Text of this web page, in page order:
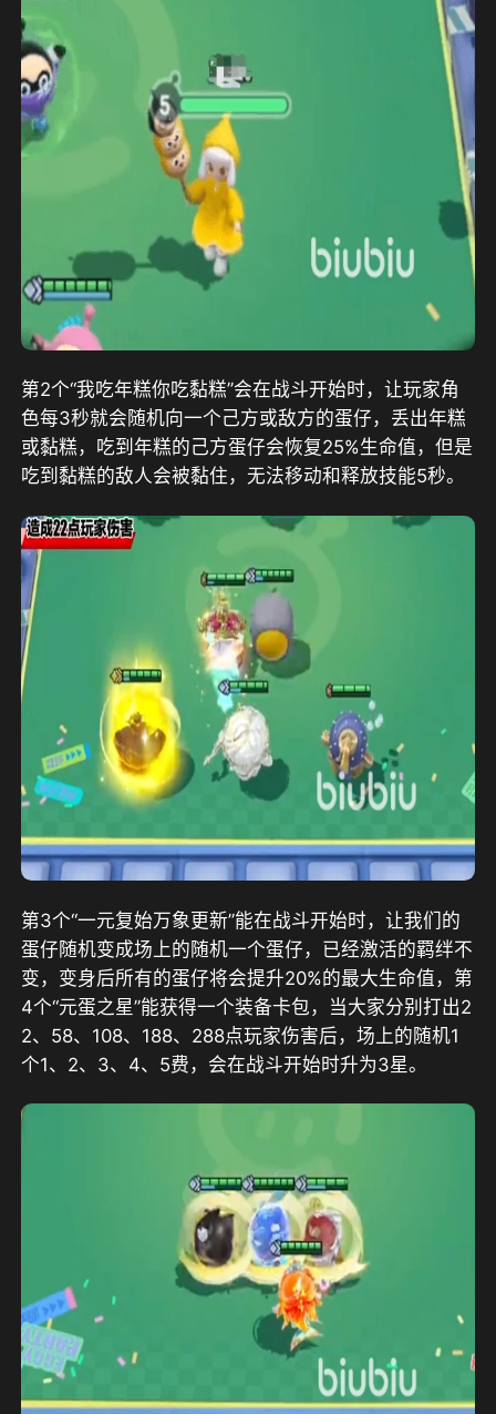
第2个“我吃年糕你吃黏糕”会在战斗开始时，让玩家角
色每3秒就会随机向一个己方或敌方的蛋仔，丢出年糕
或黏糕，吃到年糕的己方蛋仔会恢复25%生命值，但是
吃到黏糕的敌人会被黏住，无法移动和释放技能5秒。
第3个“一元复始万象更新”能在战斗开始时，让我们的
蛋仔随机变成场上的随机一个蛋仔，已经激活的羁绊不
变，变身后所有的蛋仔将会提升20%的最大生命值，第
4个“元蛋之星”能获得一个装备卡包，当大家分别打出2
2、58、108、188、288点玩家伤害后，场上的随机1
个1、2、3、4、5费，会在战斗开始时升为3星。